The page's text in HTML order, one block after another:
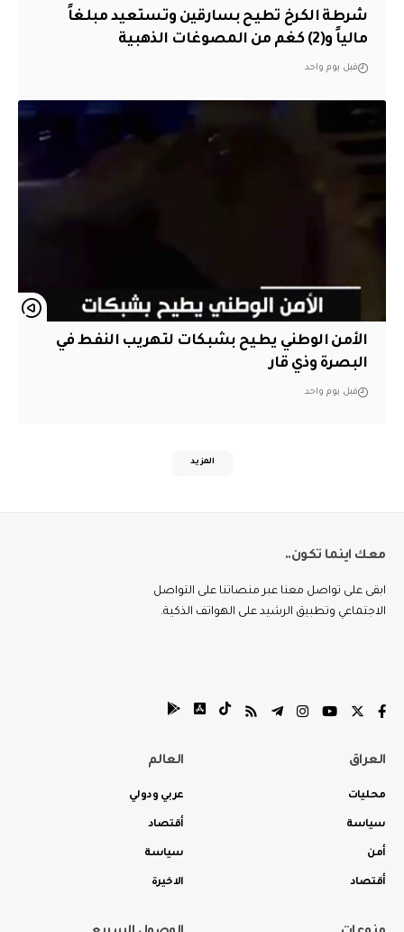
شرطة الكرخ تطيح بسارقين وتستعيد مبلغاً
مالياً و(2) كغم من المصوغات الذهبية
قبل يوم واحد
الأمن الوطني يطيح بشبكات لتهريب النفط في
البصرة وذي قار
قبل يوم واحد
المزيد
معك اينما تكون..
ابقى على تواصل معنا عبر منصاتنا على التواصل
الاجتماعي وتطبيق الرشيد على الهواتف الذكية.
العراق
محليات
سياسة
أمن
أقتصاد
العالم
عربي ودولي
أقتصاد
سياسة
الاخيرة